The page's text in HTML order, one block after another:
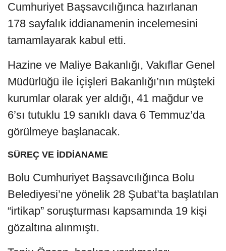
Cumhuriyet Başsavcılığınca hazırlanan
178 sayfalık iddianamenin incelemesini
tamamlayarak kabul etti.
Hazine ve Maliye Bakanlığı, Vakıflar Genel
Müdürlüğü ile İçişleri Bakanlığı’nın müşteki
kurumlar olarak yer aldığı, 41 mağdur ve
6’sı tutuklu 19 sanıklı dava 6 Temmuz’da
görülmeye başlanacak.
SÜREÇ VE İDDİANAME
Bolu Cumhuriyet Başsavcılığınca Bolu
Belediyesi’ne yönelik 28 Şubat’ta başlatılan
“irtikap” soruşturması kapsamında 19 kişi
gözaltına alınmıştı.